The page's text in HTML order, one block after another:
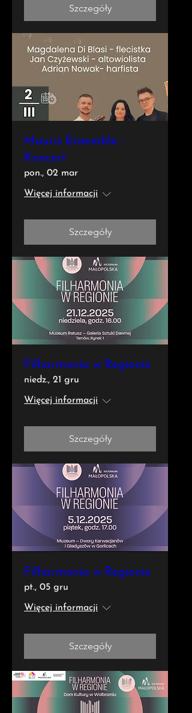
Szczegóły
Mauris Ensemble -
Koncert
pon., 02 mar
Więcej informacji
Szczegóły
Filharmonia w Regionie
niedz., 21 gru
Więcej informacji
Szczegóły
Filharmonia w Regionie
pt., 05 gru
Więcej informacji
Szczegóły